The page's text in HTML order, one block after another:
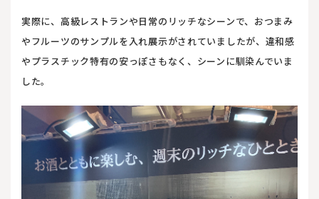
実際に、高級レストランや日常のリッチなシーンで、おつまみ
やフルーツのサンプルを入れ展示がされていましたが、違和感
やプラスチック特有の安っぽさもなく、シーンに馴染んでいま
した。